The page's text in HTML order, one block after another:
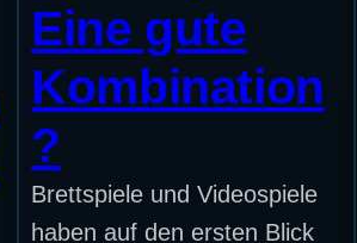
Eine gute
Kombination
?
Brettspiele und Videospiele
haben auf den ersten Blick